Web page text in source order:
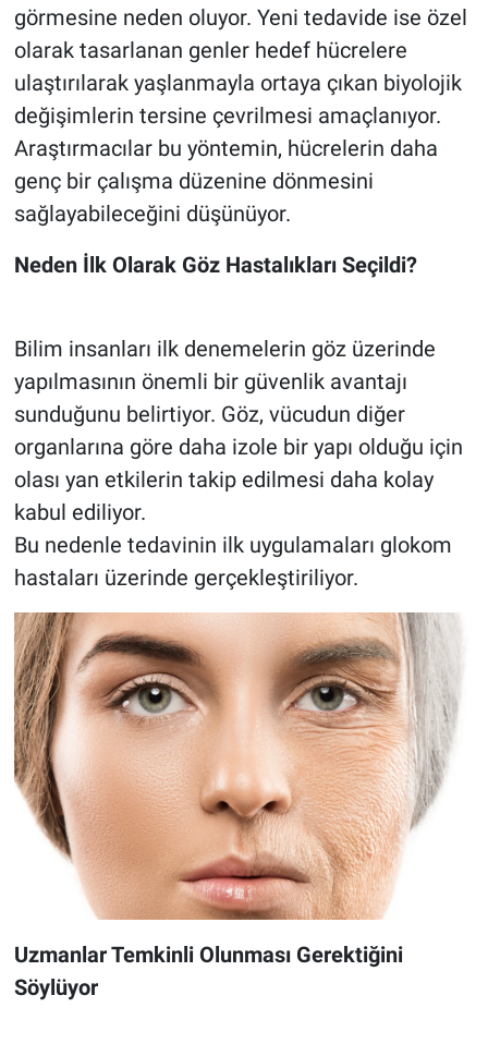
görmesine neden oluyor. Yeni tedavide ise özel
olarak tasarlanan genler hedef hücrelere
ulaştırılarak yaşlanmayla ortaya çıkan biyolojik
değişimlerin tersine çevrilmesi amaçlanıyor.
Araştırmacılar bu yöntemin, hücrelerin daha
genç bir çalışma düzenine dönmesini
sağlayabileceğini düşünüyor.
Neden İlk Olarak Göz Hastalıkları Seçildi?
Bilim insanları ilk denemelerin göz üzerinde
yapılmasının önemli bir güvenlik avantajı
sunduğunu belirtiyor. Göz, vücudun diğer
organlarına göre daha izole bir yapı olduğu için
olası yan etkilerin takip edilmesi daha kolay
kabul ediliyor.
Bu nedenle tedavinin ilk uygulamaları glokom
hastaları üzerinde gerçekleştiriliyor.
Uzmanlar Temkinli Olunması Gerektiğini
Söylüyor